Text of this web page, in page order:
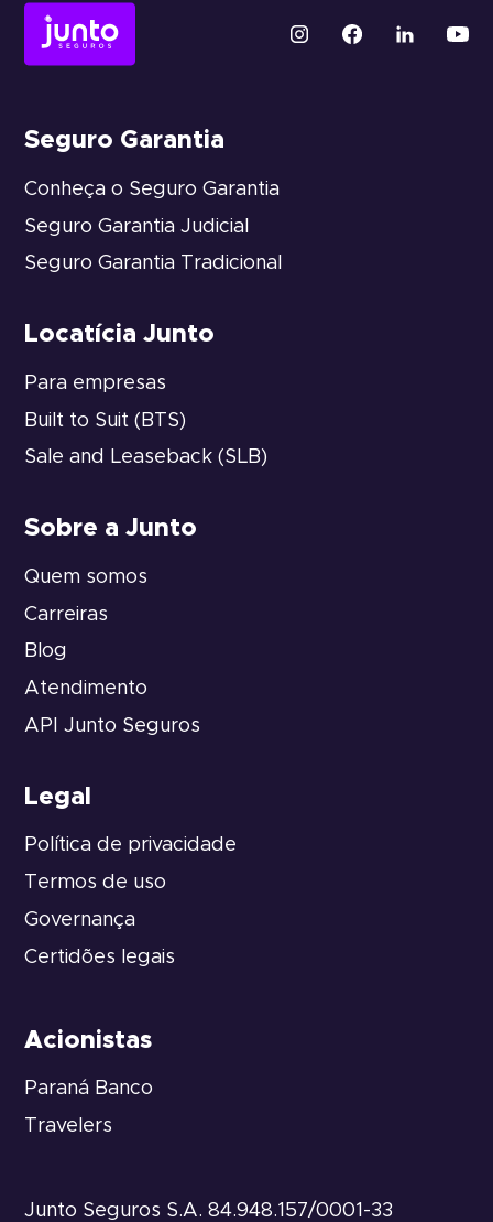
Seguro Garantia
Conheça o Seguro Garantia
Seguro Garantia Judicial
Seguro Garantia Tradicional
Locatícia Junto
Para empresas
Built to Suit (BTS)
Sale and Leaseback (SLB)
Sobre a Junto
Quem somos
Carreiras
Blog
Atendimento
API Junto Seguros
Legal
Política de privacidade
Termos de uso
Governança
Certidões legais
Acionistas
Paraná Banco
Travelers
Junto Seguros S.A. 84.948.157/0001-33